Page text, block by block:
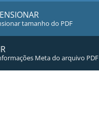
tamanho do PDF
Meta do arquivo PDF